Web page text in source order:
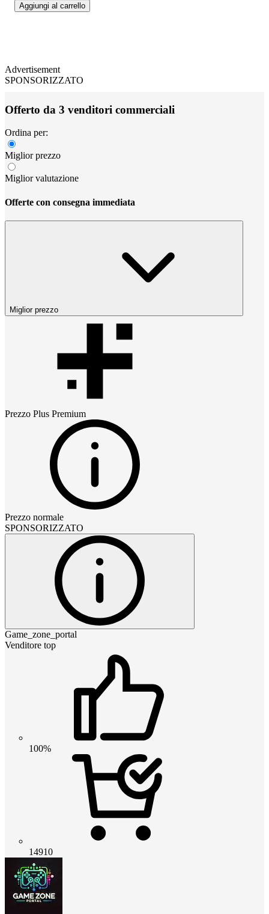
Aggiungi al carrello
Advertisement
SPONSORIZZATO
Offerto da 3 venditori commerciali
Ordina per:
Miglior prezzo
Miglior valutazione
Offerte con consegna immediata
Miglior prezzo
Prezzo Plus Premium
Prezzo normale
SPONSORIZZATO
Game_zone_portal
Venditore top
100%
14910